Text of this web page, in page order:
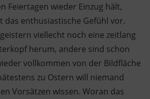
Feiertagen wieder Einzug hält,
das enthusiastische Gefühl vor.
viellecht noch eine zeitlang
herum, andere sind schon
vollkommen von der Bildfläche
zu Ostern will niemand
Vorsätzen wissen. Woran das